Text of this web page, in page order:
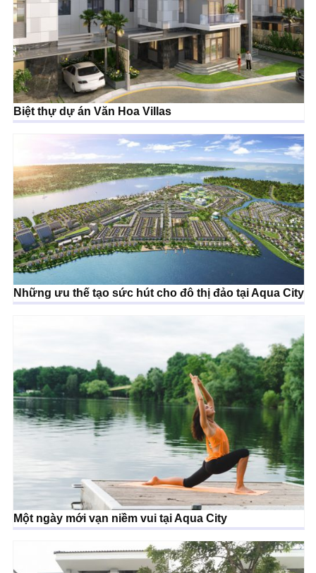
Biệt thự dự án Văn Hoa Villas
Những ưu thế tạo sức hút cho đô thị đảo tại Aqua City
Một ngày mới vạn niềm vui tại Aqua City